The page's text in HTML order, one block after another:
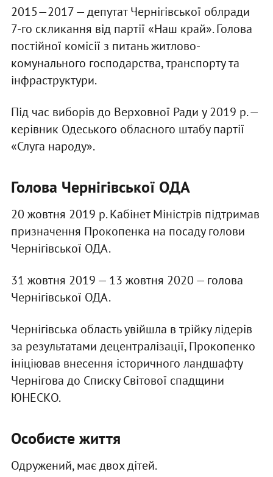
2015—2017 — депутат Чернігівської облради
7-го скликання від партії «Наш край». Голова
постійної комісії з питань житлово-
комунального господарства, транспорту та
інфраструктури.
Під час виборів до Верховної Ради у 2019 р. —
керівник Одеського обласного штабу партії
«Слуга народу».
Голова Чернігівської ОДА
20 жовтня 2019 р. Кабінет Міністрів підтримав
призначення Прокопенка на посаду голови
Чернігівської ОДА.
31 жовтня 2019 — 13 жовтня 2020 — голова
Чернігівської ОДА.
Чернігівська область увійшла в трійку лідерів
за результатами децентралізації, Прокопенко
ініціював внесення історичного ландшафту
Чернігова до Списку Світової спадщини
ЮНЕСКО.
Особисте життя
Одружений, має двох дітей.